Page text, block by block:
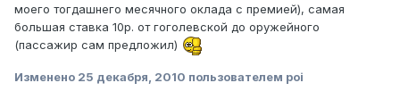
моего тогдашнего месячного оклада с премией), самая
большая ставка 10р. от гоголевской до оружейного
(пассажир сам предложил)
Изменено 25 декабря, 2010 пользователем poi